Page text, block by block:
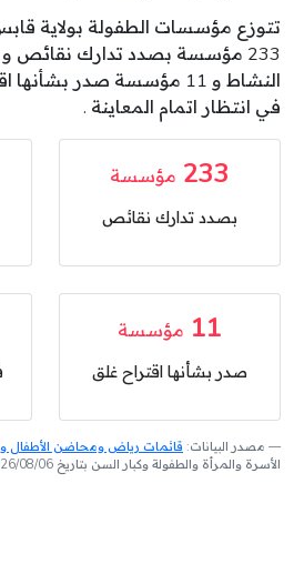
تتوزع مؤسسات الطفولة بولاية
في انتظار اتمام المعاينة .
233 مؤسسة
بصدد تدارك نقائص
11 مؤسسة
صدر بشأنها اقتراح غلق
مصدر البيانات: قائمات رياض ومحاضن الأطفال
الأسرة والمرأة والطفولة وكبار السن بتاريخ 2026/08/06 على الساعة 16:31